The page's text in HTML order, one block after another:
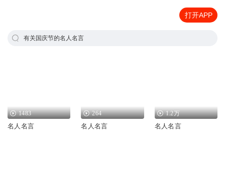
打开APP
有关国庆节的名人名言
1483
名人名言
264
名人名言
1.2万
名人名言